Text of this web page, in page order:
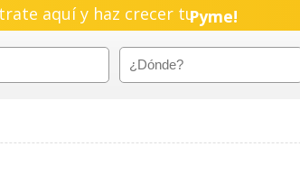
aquí y haz crecer tuPyme!